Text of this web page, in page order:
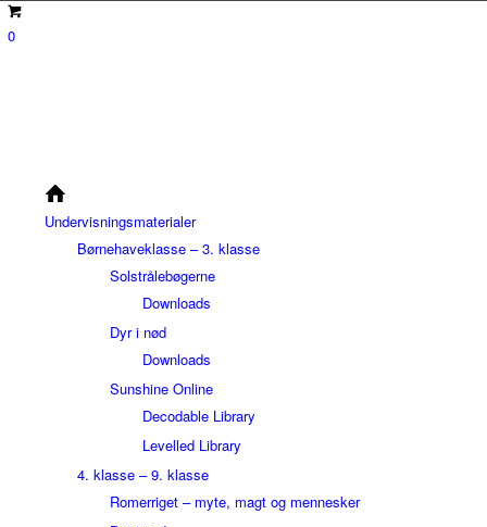
0
Undervisningsmaterialer
Børnehaveklasse – 3. klasse
Solstrålebøgerne
Downloads
Dyr i nød
Downloads
Sunshine Online
Decodable Library
Levelled Library
4. klasse – 9. klasse
Romerriget – myte, magt og mennesker